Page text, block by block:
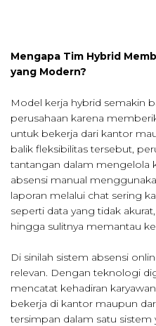
Mengapa Tim Hybrid
yang Modern?
Model kerja hybrid semakin
perusahaan karena
untuk bekerja dari kantor
balik fleksibilitas tersebut,
tantangan dalam mengelola
absensi manual
laporan melalui chat sering
seperti data yang tidak
hingga sulitnya memantau
Di sinilah sistem absensi
relevan. Dengan teknologi
mencatat kehadiran
bekerja di kantor maupun
tersimpan dalam satu sistem